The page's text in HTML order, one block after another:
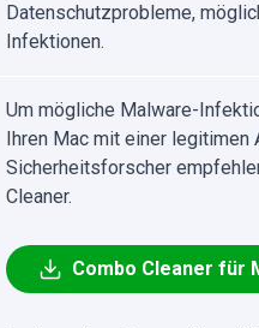
Datenschutzprobleme,
Infektionen.
Um mögliche Malware-
Ihren Mac mit einer legitimen
Sicherheitsforscher
Cleaner.
Combo Cleaner für